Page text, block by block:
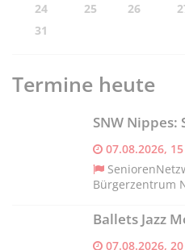
24
25 26
31
Termine heute
SNW Nippes:
07.08.2026,
Bürgerzentrum
Ballets Jazz
07.08.2026,